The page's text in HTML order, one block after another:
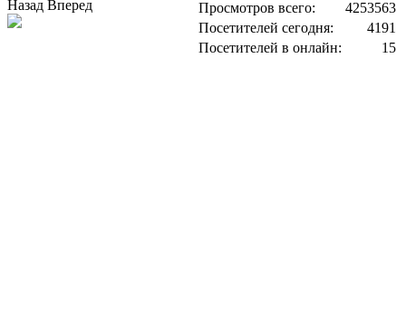
Просмотров всего:
4253563
Посетителей сегодня:
4191
Посетителей в онлайн:
15
Назад Вперед